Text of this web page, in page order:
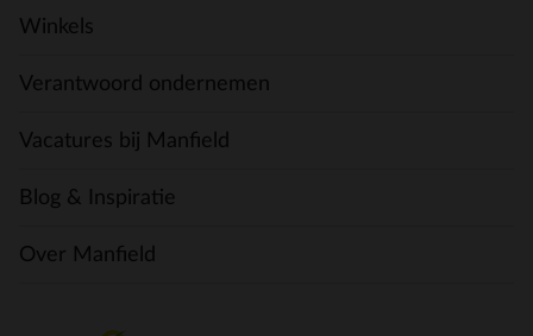
Winkels
Verantwoord ondernemen
Vacatures bij Manfield
Blog & Inspiratie
Over Manfield